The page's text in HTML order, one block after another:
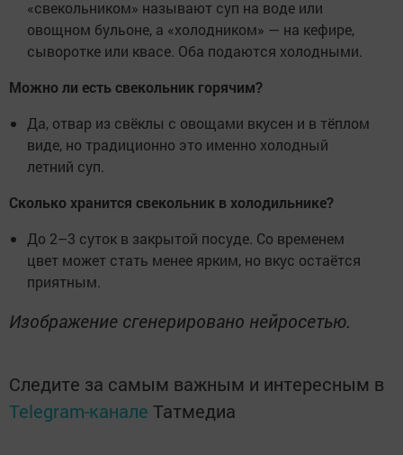
«свекольником» называют суп на воде или
овощном бульоне, а «холодником» — на кефире,
сыворотке или квасе. Оба подаются холодными.
Можно ли есть свекольник горячим?
Да, отвар из свёклы с овощами вкусен и в тёплом
виде, но традиционно это именно холодный
летний суп.
Сколько хранится свекольник в холодильнике?
До 2–3 суток в закрытой посуде. Со временем
цвет может стать менее ярким, но вкус остаётся
приятным.
Изображение сгенерировано нейросетью.
Следите за самым важным и интересным в
Telegram-канале Татмедиа